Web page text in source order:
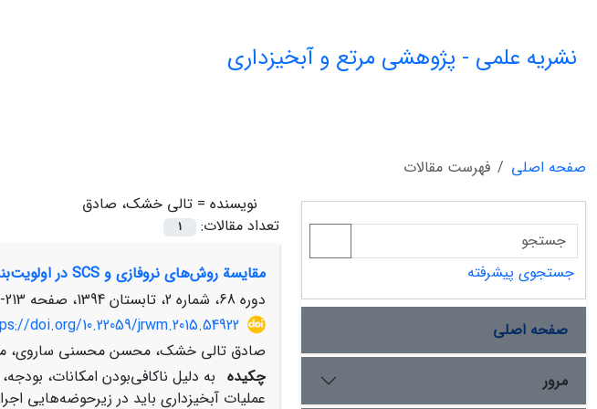
نشریه علمی - پژوهشی مرتع و آبخیزداری
صفحه اصلی
فهرست مقالات
نویسنده = تالی خشک، صادق
تعداد مقالات:
1
مقایسة روش‌های نروفازی و SCS در اولویت‌بندی زیرحوضه‌های آبخیز به منظور اجرای اقدامات آبخیزداری (مطالعة موردی: حوضة آبخیز طالقان)
دوره 68، شماره 2، تابستان 1394، صفحه
213-225
doi.org/10.22059/jrwm.2015.54922
صادق تالی خشک، محسن محسنی ساروی،
چکیده به دلیل ناکافی‌بودن امکانات،
عملیات آبخیزداری باید در زیرحوضه‌هایی
جستجوی پیشرفته
صفحه اصلی
مرور